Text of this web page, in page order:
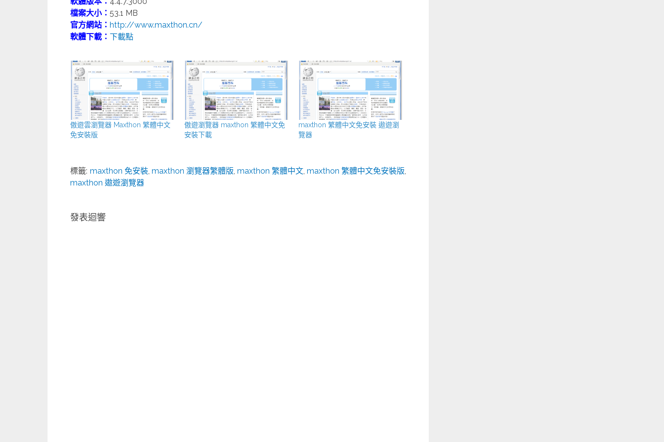
檔案大小： 53.1 MB
官方網站： http://www.maxthon.cn/
軟體下載： 下載點
傲遊雲瀏覽器 Maxthon 繁體中文
免安裝版
傲遊瀏覽器 maxthon 繁體中文免
安裝下載
maxthon 繁體中文免安裝 遨遊瀏
覽器
標籤: maxthon 免安裝, maxthon 瀏覽器繁體版, maxthon 繁體中文, maxthon 繁體中文免安裝版,
maxthon 遨遊瀏覽器
發表迴響